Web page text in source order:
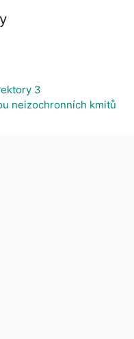
3
neizochronních kmitů